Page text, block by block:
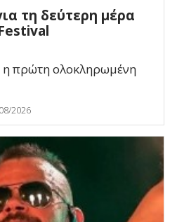
τη δεύτερη μέρα
η πρώτη ολοκληρωμένη
2026